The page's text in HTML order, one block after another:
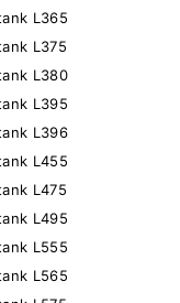
L365
L375
L380
L395
L396
L455
L475
L495
L555
L565